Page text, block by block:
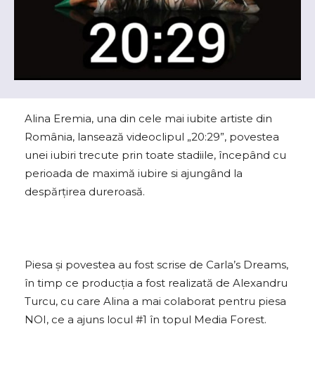
Alina Eremia, una din cele mai iubite artiste din
România, lansează videoclipul „20:29”, povestea
unei iubiri trecute prin toate stadiile, începând cu
perioada de maximă iubire si ajungând la
despărțirea dureroasă.
Piesa și povestea au fost scrise de Carla’s Dreams,
în timp ce producția a fost realizată de Alexandru
Turcu, cu care Alina a mai colaborat pentru piesa
NOI, ce a ajuns locul #1 în topul Media Forest.